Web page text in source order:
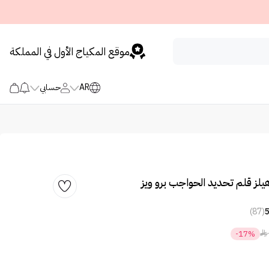
موقع المكياج الأول في المملكة
AR حسابي
قلم تحديد الحواجب برو ويز
5
(87)

-17%